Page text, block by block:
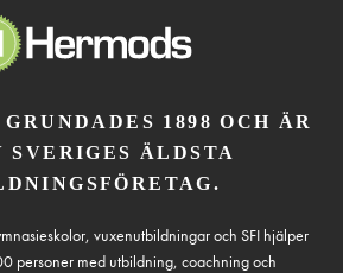
1898 OCH ÄR
SVERIGES ÄLDSTA
vuxenutbildningar och SFI hjälper
personer med utbildning, coachning och